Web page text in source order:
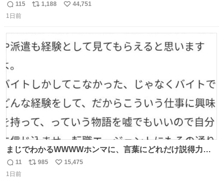
返
信
115
リ
ト
数
1,188
い
数
44,751
1日前
まじでわかるWWWWホンマに、言葉にどれだけ説得力を
持たせるかだし、自分でそれが本当だと信じないと相手も
騙せられん 私なんか就活中に存在しない記憶作り出してた
返
信
11
リ
985
い
15,475
1日前